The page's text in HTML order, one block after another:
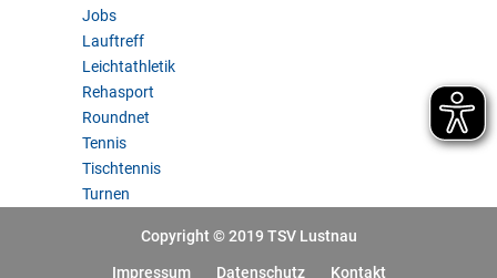
Jobs
Lauftreff
Leichtathletik
Rehasport
Roundnet
Tennis
Tischtennis
Turnen
Copyright © 2019 TSV Lustnau
Impressum Datenschutz Kontakt